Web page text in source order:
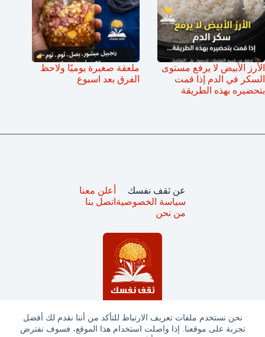
نحن نستخدم ملفات تعريف الارتباط للتأكد من أننا نقدم لك أفضل
تجربة على موقعنا. إذا واصلت استخدام هذا الموقع، فسوف نفترض
الأرز الأبيض لا يرفع مستوى
السكر في الدم إذا قمت
بتحضيره بهذه الطريقة
ملعقة صغيرة يوميًا ولاحظ
الفرق بعد اسبوع
عن ثقف نفسك
سياسة الخصوصية
من نحن
أعلن معنا
اتصل بنا